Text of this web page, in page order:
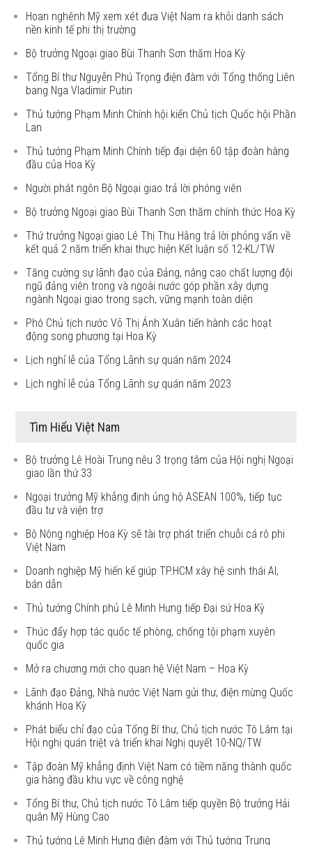
Hoan nghênh Mỹ xem xét đưa Việt Nam ra khỏi danh sách
nền kinh tế phi thị trường
Bộ trưởng Ngoại giao Bùi Thanh Sơn thăm Hoa Kỳ
Tổng Bí thư Nguyễn Phú Trọng điện đàm với Tổng thống Liên
bang Nga Vladimir Putin
Thủ tướng Phạm Minh Chính hội kiến Chủ tịch Quốc hội Phần
Lan
Thủ tướng Phạm Minh Chính tiếp đại diện 60 tập đoàn hàng
đầu của Hoa Kỳ
Người phát ngôn Bộ Ngoại giao trả lời phóng viên
Bộ trưởng Ngoại giao Bùi Thanh Sơn thăm chính thức Hoa Kỳ
Thứ trưởng Ngoại giao Lê Thị Thu Hằng trả lời phỏng vấn về
kết quả 2 năm triển khai thực hiện Kết luận số 12-KL/TW
Tăng cường sự lãnh đạo của Đảng, nâng cao chất lượng đội
ngũ đảng viên trong và ngoài nước góp phần xây dựng
ngành Ngoại giao trong sạch, vững mạnh toàn diện
Phó Chủ tịch nước Võ Thị Ánh Xuân tiến hành các hoạt
động song phương tại Hoa Kỳ
Lịch nghỉ lễ của Tổng Lãnh sự quán năm 2024
Lịch nghỉ lễ của Tổng Lãnh sự quán năm 2023
Tìm Hiểu Việt Nam
Bộ trưởng Lê Hoài Trung nêu 3 trọng tâm của Hội nghị Ngoại
giao lần thứ 33
Ngoại trưởng Mỹ khẳng định ủng hộ ASEAN 100%, tiếp tục
đầu tư và viện trợ
Bộ Nông nghiệp Hoa Kỳ sẽ tài trợ phát triển chuỗi cá rô phi
Việt Nam
Doanh nghiệp Mỹ hiến kế giúp TP.HCM xây hệ sinh thái AI,
bán dẫn
Thủ tướng Chính phủ Lê Minh Hưng tiếp Đại sứ Hoa Kỳ
Thúc đẩy hợp tác quốc tế phòng, chống tội phạm xuyên
quốc gia
Mở ra chương mới cho quan hệ Việt Nam – Hoa Kỳ
Lãnh đạo Đảng, Nhà nước Việt Nam gửi thư, điện mừng Quốc
khánh Hoa Kỳ
Phát biểu chỉ đạo của Tổng Bí thư, Chủ tịch nước Tô Lâm tại
Hội nghị quán triệt và triển khai Nghị quyết 10-NQ/TW
Tập đoàn Mỹ khẳng định Việt Nam có tiềm năng thành quốc
gia hàng đầu khu vực về công nghệ
Tổng Bí thư, Chủ tịch nước Tô Lâm tiếp quyền Bộ trưởng Hải
quân Mỹ Hùng Cao
Thủ tướng Lê Minh Hưng điện đàm với Thủ tướng Trung